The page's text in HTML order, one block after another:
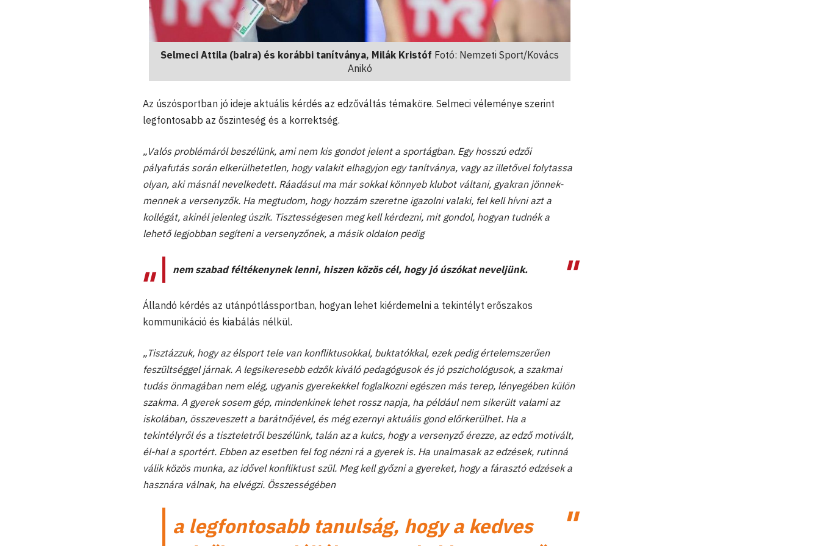
Selmeci Attila (balra) és korábbi tanítványa, Milák Kristóf Fotó: Nemzeti Sport/Kovács
Anikó
Az úszósportban jó ideje aktuális kérdés az edzőváltás témaköre. Selmeci véleménye szerint
legfontosabb az őszinteség és a korrektség.
„Valós problémáról beszélünk, ami nem kis gondot jelent a sportágban. Egy hosszú edzői
pályafutás során elkerülhetetlen, hogy valakit elhagyjon egy tanítványa, vagy az illetővel folytassa
olyan, aki másnál nevelkedett. Ráadásul ma már sokkal könnyeb klubot váltani, gyakran jönnek-
mennek a versenyzők. Ha megtudom, hogy hozzám szeretne igazolni valaki, fel kell hívni azt a
kollégát, akinél jelenleg úszik. Tisztességesen meg kell kérdezni, mit gondol, hogyan tudnék a
lehető legjobban segíteni a versenyzőnek, a másik oldalon pedig
nem szabad féltékenynek lenni, hiszen közös cél, hogy jó úszókat neveljünk.
Állandó kérdés az utánpótlássportban, hogyan lehet kiérdemelni a tekintélyt erőszakos
kommunikáció és kiabálás nélkül.
„Tisztázzuk, hogy az élsport tele van konfliktusokkal, buktatókkal, ezek pedig értelemszerűen
feszültséggel járnak. A legsikeresebb edzők kiváló pedagógusok és jó pszichológusok, a szakmai
tudás önmagában nem elég, ugyanis gyerekekkel foglalkozni egészen más terep, lényegében külön
szakma. A gyerek sosem gép, mindenkinek lehet rossz napja, ha például nem sikerült valami az
iskolában, összeveszett a barátnőjével, és még ezernyi aktuális gond előrkerülhet. Ha a
tekintélyről és a tiszteletről beszélünk, talán az a kulcs, hogy a versenyző érezze, az edző motivált,
él-hal a sportért. Ebben az esetben fel fog nézni rá a gyerek is. Ha unalmasak az edzések, rutinná
válik közös munka, az idővel konfliktust szül. Meg kell győzni a gyereket, hogy a fárasztó edzések a
hasznára válnak, ha elvégzi. Összességében
a legfontosabb tanulság, hogy a kedves